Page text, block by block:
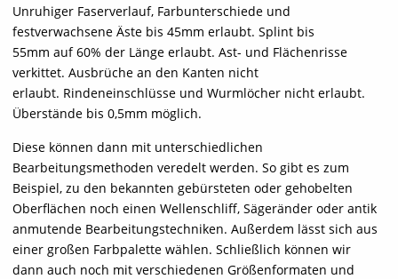
Unruhiger Faserverlauf, Farbunterschiede und
festverwachsene Äste bis 45mm erlaubt. Splint bis
55mm auf 60% der Länge erlaubt. Ast- und Flächenrisse
verkittet. Ausbrüche an den Kanten nicht
erlaubt. Rindeneinschlüsse und Wurmlöcher nicht erlaubt.
Überstände bis 0,5mm möglich.
Diese können dann mit unterschiedlichen
Bearbeitungsmethoden veredelt werden. So gibt es zum
Beispiel, zu den bekannten gebürsteten oder gehobelten
Oberflächen noch einen Wellenschliff, Sägeränder oder antik
anmutende Bearbeitungstechniken. Außerdem lässt sich aus
einer großen Farbpalette wählen. Schließlich können wir
dann auch noch mit verschiedenen Größenformaten und